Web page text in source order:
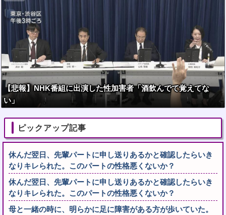
【悲報】NHK番組に出演した性加害者「酒飲んでて覚えてな
い」
ピックアップ記事
休んだ翌日、先輩パートに申し送りあるかと確認したらいき
なりキレられた。このパートの性格悪くないか？
休んだ翌日、先輩パートに申し送りあるかと確認したらいき
なりキレられた。このパートの性格悪くないか？
母と一緒の時に、明らかに足に障害がある方が歩いていた。